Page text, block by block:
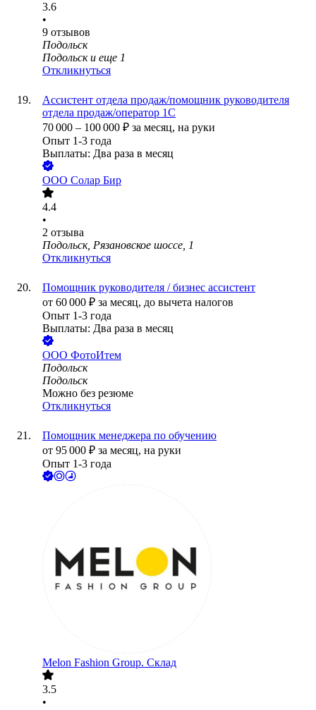
3.6
•
9 отзывов
Подольск
Подольск и еще 1
Откликнуться
Ассистент отдела продаж/помощник руководителя
отдела продаж/оператор 1С
70 000 – 100 000 ₽ за месяц, на руки
Опыт 1-3 года
Выплаты: Два раза в месяц
ООО Солар Бир
4.4
•
2 отзыва
Подольск, Рязановское шоссе, 1
Откликнуться
Помощник руководителя / бизнес ассистент
от 60 000 ₽ за месяц, до вычета налогов
Опыт 1-3 года
Выплаты: Два раза в месяц
ООО ФотоИтем
Подольск
Подольск
Можно без резюме
Откликнуться
Помощник менеджера по обучению
от 95 000 ₽ за месяц, на руки
Опыт 1-3 года
Melon Fashion Group. Склад
3.5
•